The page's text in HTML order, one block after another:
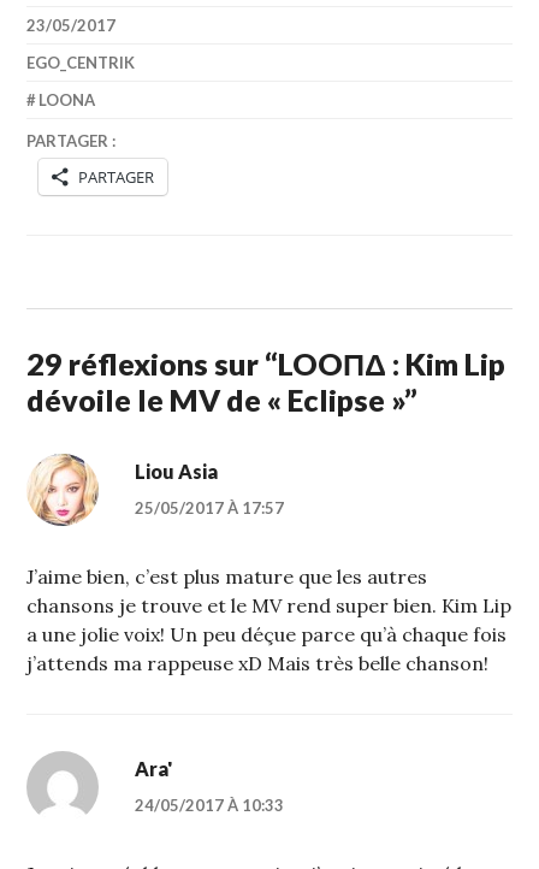
23/05/2017
EGO_CENTRIK
LOONA
PARTAGER :
PARTAGER
29 réflexions sur “LOOΠΔ : Kim Lip
dévoile le MV de « Eclipse »”
Liou Asia
25/05/2017 À 17:57
J’aime bien, c’est plus mature que les autres
chansons je trouve et le MV rend super bien. Kim Lip
a une jolie voix! Un peu déçue parce qu’à chaque fois
j’attends ma rappeuse xD Mais très belle chanson!
Ara'
24/05/2017 À 10:33